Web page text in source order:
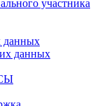
участника
данных
данных